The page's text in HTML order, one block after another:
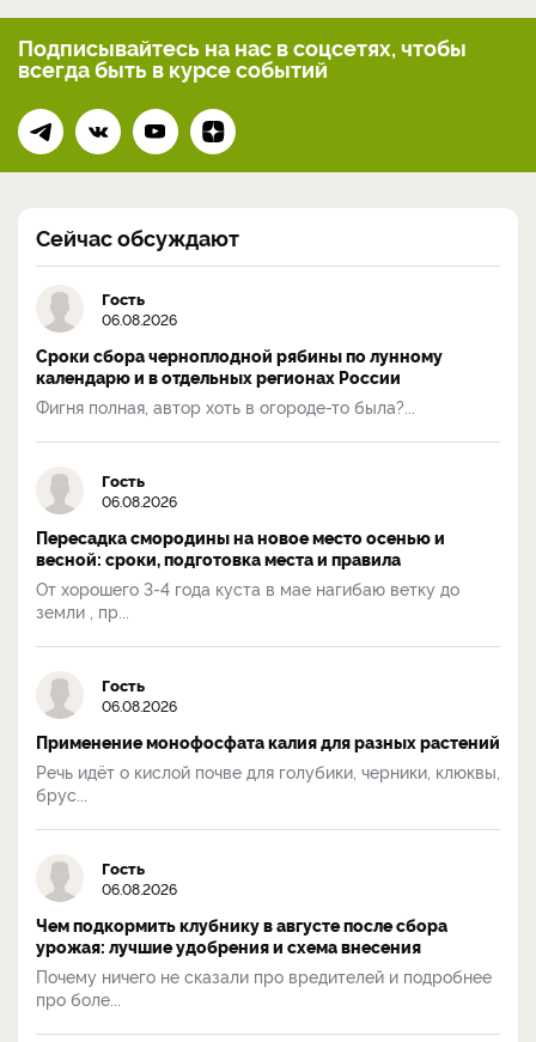
Подписывайтесь на нас в соцсетях, чтобы
всегдабыть в курсе событий
Сейчас обсуждают
Гость
06.08.2026
Сроки сбора черноплодной рябины по лунному
календарю и в отдельных регионах России
Фигня полная, автор хоть в огороде-то была?...
Гость
06.08.2026
Пересадка смородины на новое место осенью и
весной: сроки, подготовка места и правила
От хорошего 3-4 года куста в мае нагибаю ветку до
земли , пр...
Гость
06.08.2026
Применение монофосфата калия для разных растений
Речь идёт о кислой почве для голубики, черники, клюквы,
брус...
Гость
06.08.2026
Чем подкормить клубнику в августе после сбора
урожая: лучшие удобрения и схема внесения
Почему ничего не сказали про вредителей и подробнее
про боле...